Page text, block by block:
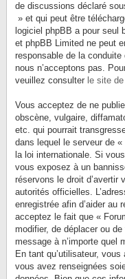
de discussions déclaré
» et qui peut être
logiciel phpBB a pour
et phpBB Limited ne peut
responsable de la
nous n’acceptons pas.
veuillez consulter le site
Vous acceptez de ne
obscène, vulgaire,
etc. qui pourrait
dans lequel le serveur de
la loi internationale. Si
vous exposez à un
réservons le droit d’avertir
autorités officielles.
enregistrée afin d’aider au
acceptez le fait que «
modifier, de déplacer ou
message à n’importe quel
En tant qu’utilisateur,
vous avez renseignées